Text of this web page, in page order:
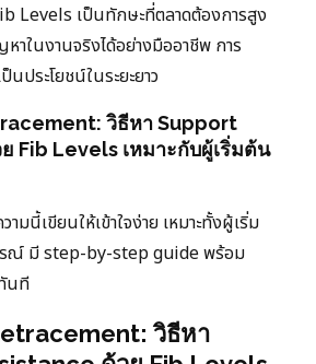
Levels เป็นทักษะที่ตลาดต้องการสูง
าในงานจริงได้อย่างมืออาชีพ การ
ประโยชน์ในระยะยาว
วิธีหา Support
Fib Levels เหมาะกับผู้เริ่มต้น
นี้เขียนให้เข้าใจง่าย เหมาะทั้งผู้เริ่ม
รณ์ มี step-by-step guide พร้อม
นที
วิธีหา